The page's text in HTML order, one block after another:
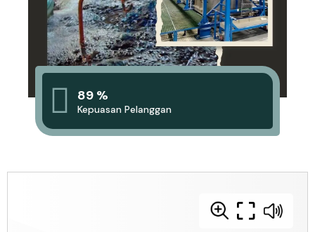
89 %
Kepuasan Pelanggan